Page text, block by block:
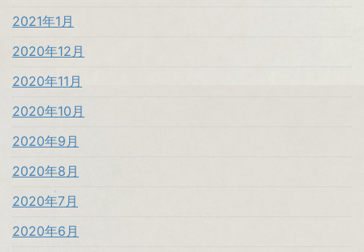
2021年1月
2020年12月
2020年11月
2020年10月
2020年9月
2020年8月
2020年7月
2020年6月